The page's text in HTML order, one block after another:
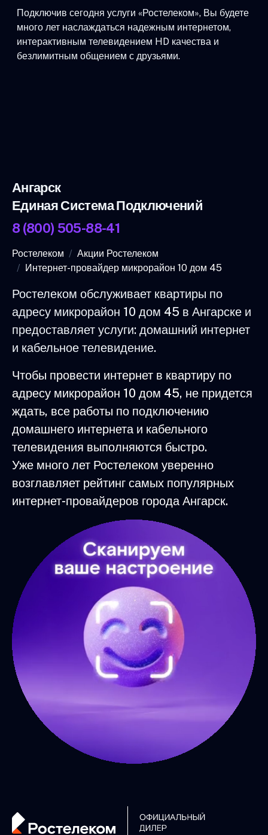
Подключив сегодня услуги «Ростелеком», Вы будете
много лет наслаждаться надежным интернетом,
интерактивным телевидением HD качества и
безлимитным общением с друзьями.
Ангарск
Единая Система Подключений
8 (800) 505-88-41
Ростелеком
Акции Ростелеком
Интернет-провайдер микрорайон 10 дом 45
Ростелеком обслуживает квартиры по
адресу микрорайон 10 дом 45 в Ангарске и
предоставляет услуги: домашний интернет
и кабельное телевидение.
Чтобы провести интернет в квартиру по
адресу микрорайон 10 дом 45, не придется
ждать, все работы по подключению
домашнего интернета и кабельного
телевидения выполняются быстро.
Уже много лет Ростелеком уверенно
возглавляет рейтинг самых популярных
интернет-провайдеров города Ангарск.